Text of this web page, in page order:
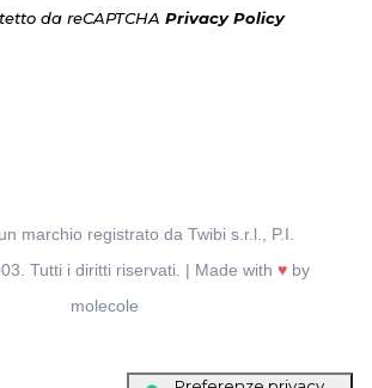
da reCAPTCHAPrivacy Policy
marchio registrato da Twibi s.r.l., P.I.
Tutti i diritti riservati. | Made with ♥by
molecole